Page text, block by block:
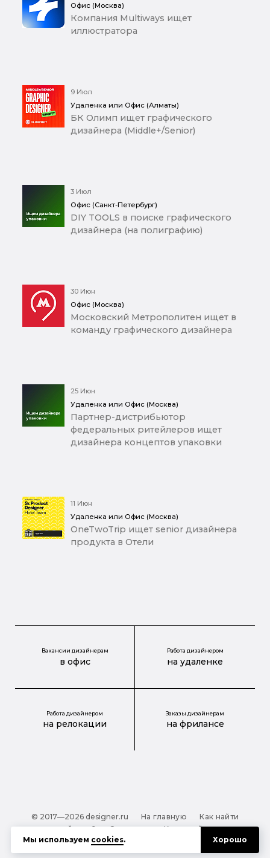
Офис (Москва)
Компания Multiways ищет
иллюстратора
9 Июл
Удаленка или Офис (Алматы)
БК Олимп ищет графического
дизайнера (Middle+/Senior)
3 Июл
Офис (Санкт-Петербург)
DIY TOOLS в поиске графического
дизайнера (на полиграфию)
30 Июн
Офис (Москва)
Московский Метрополитен ищет в
команду графического дизайнера
25 Июн
Удаленка или Офис (Москва)
Партнер-дистрибьютор
федеральных ритейлеров ищет
дизайнера концептов упаковки
11 Июн
Удаленка или Офис (Москва)
OneTwoTrip ищет senior дизайнера
продукта в Отели
Вакансии дизайнерам
в офис
Работа дизайнером
на удаленке
Работа дизайнером
на релокации
Заказы дизайнерам
на фрилансе
© 2017—2026 designer.ru На главную
Как найти
дизайнера?
О проекте
Карта сайта
Обработка персональных данных
Файлы cookie
Мы используем cookies. Хорошо